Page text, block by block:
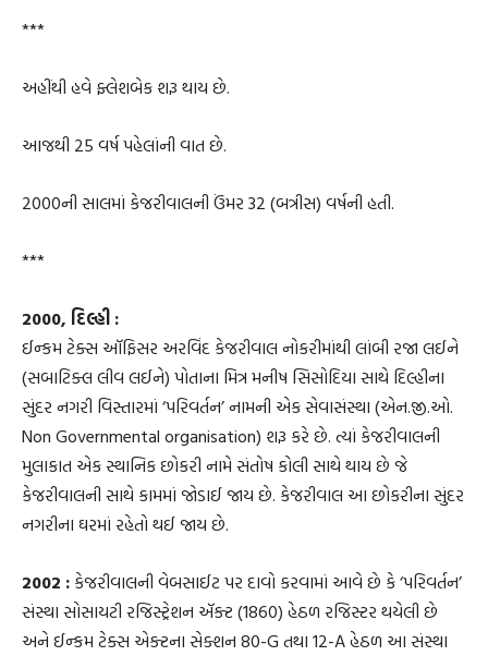
***
અહીંથી હવે ફ્લેશબેક શરૂ થાય છે.
આજથી 25 વર્ષ પહેલાંની વાત છે.
2000ની સાલમાં કેજરીવાલની ઉંમર 32 (બત્રીસ) વર્ષની હતી.
***
2000, દિલ્હી :
ઈન્કમ ટેક્સ ઑફિસર અરવિંદ કેજરીવાલ નોકરીમાંથી લાંબી રજા લઈને
(સબાટિક્લ લીવ લઈને) પોતાના મિત્ર મનીષ સિસોદિયા સાથે દિલ્હીના
સુંદર નગરી વિસ્તારમાં ‘પરિવર્તન’ નામની એક સેવાસંસ્થા (એન.જી.ઓ.
Non Governmental organisation) શરૂ કરે છે. ત્યાં કેજરીવાલની
મુલાકાત એક સ્થાનિક છોકરી નામે સંતોષ કોલી સાથે થાય છે જે
કેજરીવાલની સાથે કામમાં જોડાઈ જાય છે. કેજરીવાલ આ છોકરીના સુંદર
નગરીના ઘરમાં રહેતો થઈ જાય છે.
2002 : કેજરીવાલની વેબસાઈટ પર દાવો કરવામાં આવે છે કે ‘પરિવર્તન’
સંસ્થા સોસાયટી રજિસ્ટ્રેશન ઍક્ટ (1860) હેઠળ રજિસ્ટર થયેલી છે
અને ઈન્કમ ટેક્સ એક્ટના સેક્શન 80-G તથા 12-A હેઠળ આ સંસ્થા